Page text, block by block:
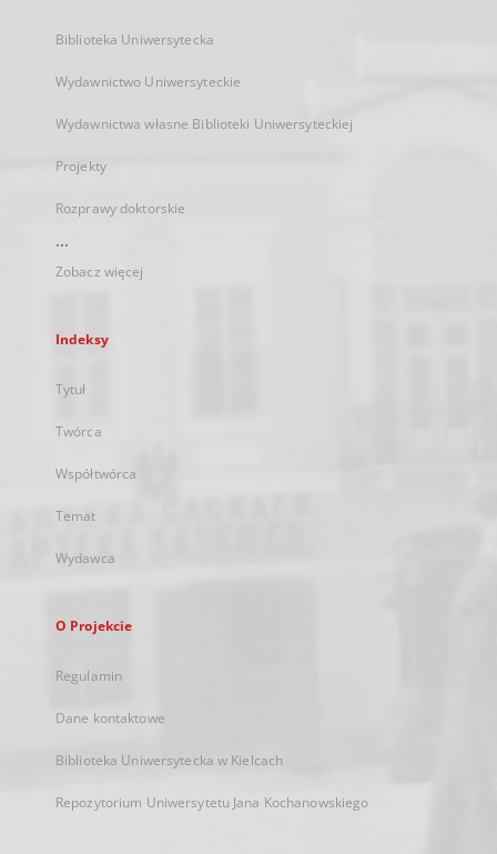
Biblioteka Uniwersytecka
Wydawnictwo Uniwersyteckie
Wydawnictwa własne Biblioteki Uniwersyteckiej
Projekty
Rozprawy doktorskie
...
Zobacz więcej
Indeksy
Tytuł
Twórca
Współtwórca
Temat
Wydawca
O Projekcie
Regulamin
Dane kontaktowe
Biblioteka Uniwersytecka w Kielcach
Repozytorium Uniwersytetu Jana Kochanowskiego